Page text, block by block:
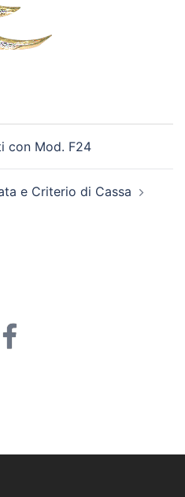
con Mod. F24
e Criterio di Cassa
facebook